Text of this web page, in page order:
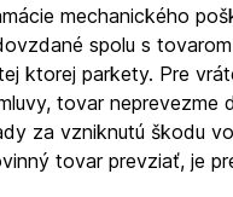
mechanického
spolu s
ktorej parkety. Pre
tovar
za vzniknutú škodu
tovar prevziať, je